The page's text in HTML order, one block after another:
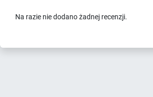
Na razie nie dodano żadnej recenzji.